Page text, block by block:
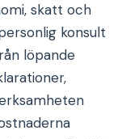
skatt och
konsult
löpande